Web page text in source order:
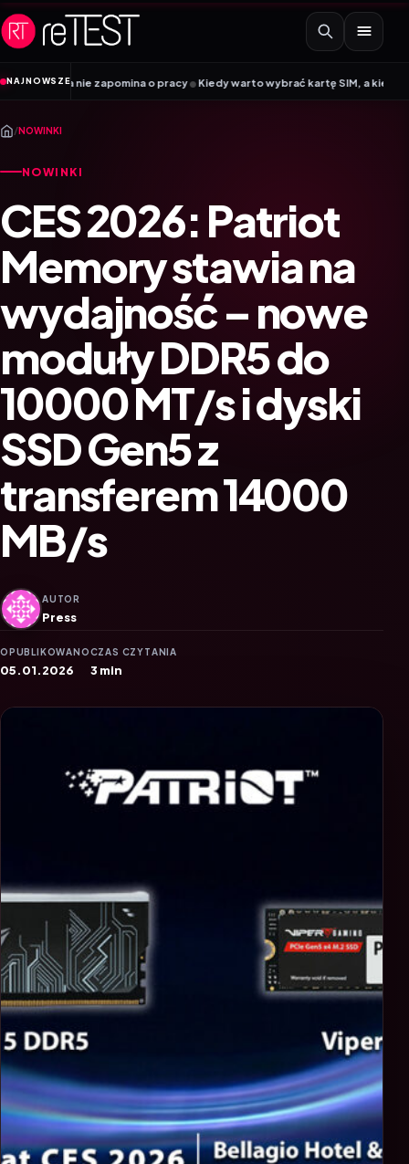
Przejdź do treści
NAJNOWSZE
nie zapomina o pracy•Kiedy warto wybrać kartę SIM, a kiedy kartę
/NOWINKI
NOWINKI
CES 2026: Patriot
Memory stawia na
wydajność – nowe
moduły DDR5 do
10000 MT/s i dyski
SSD Gen5 z
transferem 14000
MB/s
AUTOR
Press
OPUBLIKOWANO
05.01.2026
CZAS CZYTANIA
3 min